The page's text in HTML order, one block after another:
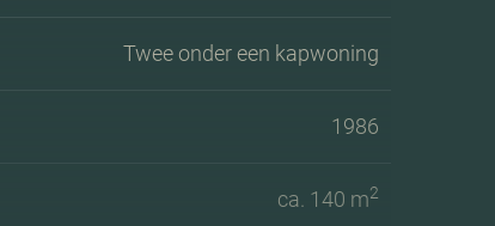
Twee onder een kapwoning
1986
ca. 140 m2